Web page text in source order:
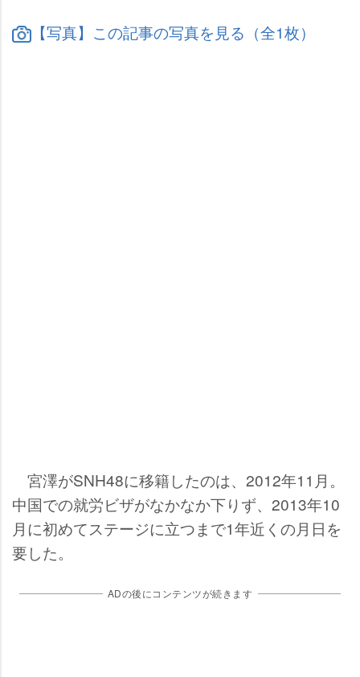
【写真】この記事の写真を見る（全1枚）
宮澤がSNH48に移籍したのは、2012年11月。
中国での就労ビザがなかなか下りず、2013年10
月に初めてステージに立つまで1年近くの月日を
要した。
ADの後にコンテンツが続きます